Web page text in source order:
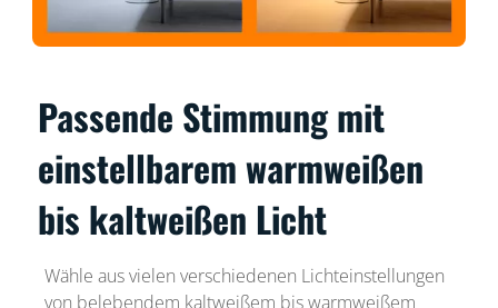
Passende Stimmung mit
einstellbarem warmweißen
bis kaltweißen Licht
Wähle aus vielen verschiedenen Lichteinstellungen
von belebendem kaltweißem bis warmweißem